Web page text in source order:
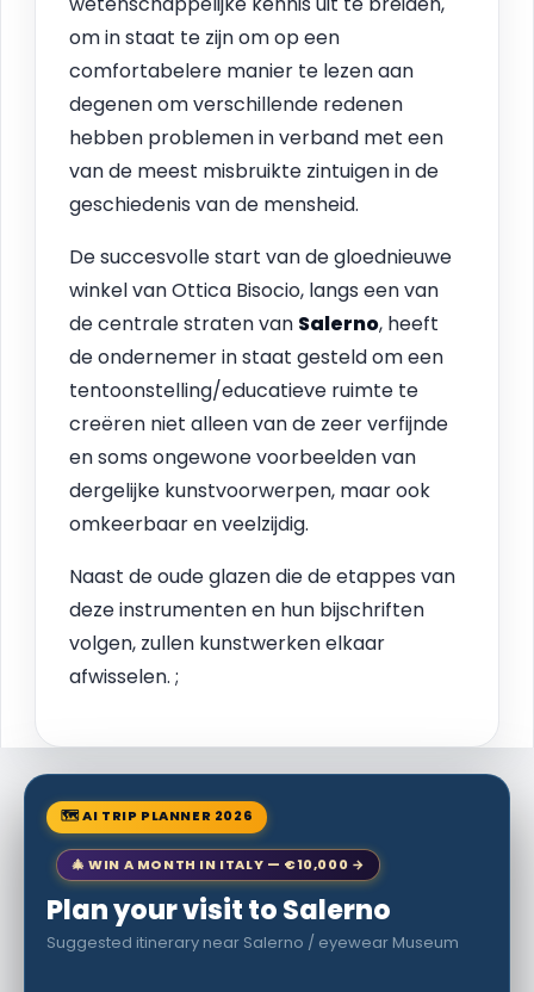
om in staat te zijn om op een
comfortabelere manier te lezen aan
degenen om verschillende redenen
hebben problemen in verband met een
van de meest misbruikte zintuigen in de
geschiedenis van de mensheid.
De succesvolle start van de gloednieuwe
winkel van Ottica Bisocio, langs een van
de centrale straten van Salerno, heeft
de ondernemer in staat gesteld om een
tentoonstelling/educatieve ruimte te
creëren niet alleen van de zeer verfijnde
en soms ongewone voorbeelden van
dergelijke kunstvoorwerpen, maar ook
omkeerbaar en veelzijdig.
Naast de oude glazen die de etappes van
deze instrumenten en hun bijschriften
volgen, zullen kunstwerken elkaar
afwisselen. ;
🗺 AI TRIP PLANNER 2026
🎄 WIN A MONTH IN ITALY — €10,000 →
Plan your visit to Salerno
Suggested itinerary near Salerno / eyewear Museum